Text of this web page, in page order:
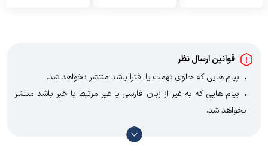
قوانین ارسال نظر
پیام هایی که حاوی تهمت یا افترا باشد منتشر نخواهد شد.
پیام هایی که به غیر از زبان فارسی یا غیر مرتبط با خبر باشد منتشر
نخواهد شد.
با توجه به آن که امکان موافقت یا مخالفت با محتوای نظرات وجود
دارد، معمولا نظراتی که محتوای مشابه دارند، انتشار نمی‌یابند بنابراین